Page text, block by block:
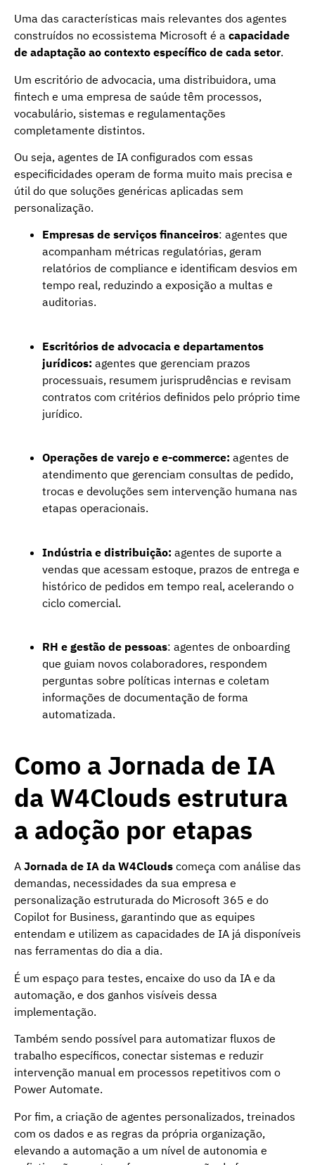
Uma das características mais relevantes dos agentes
construídos no ecossistema Microsoft é a capacidade
de adaptação ao contexto específico de cada setor.
Um escritório de advocacia, uma distribuidora, uma
fintech e uma empresa de saúde têm processos,
vocabulário, sistemas e regulamentações
completamente distintos.
Ou seja, agentes de IA configurados com essas
especificidades operam de forma muito mais precisa e
útil do que soluções genéricas aplicadas sem
personalização.
Empresas de serviços financeiros: agentes que
acompanham métricas regulatórias, geram
relatórios de compliance e identificam desvios em
tempo real, reduzindo a exposição a multas e
auditorias.
Escritórios de advocacia e departamentos
jurídicos: agentes que gerenciam prazos
processuais, resumem jurisprudências e revisam
contratos com critérios definidos pelo próprio time
jurídico.
Operações de varejo e e-commerce: agentes de
atendimento que gerenciam consultas de pedido,
trocas e devoluções sem intervenção humana nas
etapas operacionais.
Indústria e distribuição: agentes de suporte a
vendas que acessam estoque, prazos de entrega e
histórico de pedidos em tempo real, acelerando o
ciclo comercial.
RH e gestão de pessoas: agentes de onboarding
que guiam novos colaboradores, respondem
perguntas sobre políticas internas e coletam
informações de documentação de forma
automatizada.
Como a Jornada de IA
da W4Clouds estrutura
a adoção por etapas
A Jornada de IA da W4Clouds começa com análise das
demandas, necessidades da sua empresa e
personalização estruturada do Microsoft 365 e do
Copilot for Business, garantindo que as equipes
entendam e utilizem as capacidades de IA já disponíveis
nas ferramentas do dia a dia.
É um espaço para testes, encaixe do uso da IA e da
automação, e dos ganhos visíveis dessa
implementação.
Também sendo possível para automatizar fluxos de
trabalho específicos, conectar sistemas e reduzir
intervenção manual em processos repetitivos com o
Power Automate.
Por fim, a criação de agentes personalizados, treinados
com os dados e as regras da própria organização,
elevando a automação a um nível de autonomia e